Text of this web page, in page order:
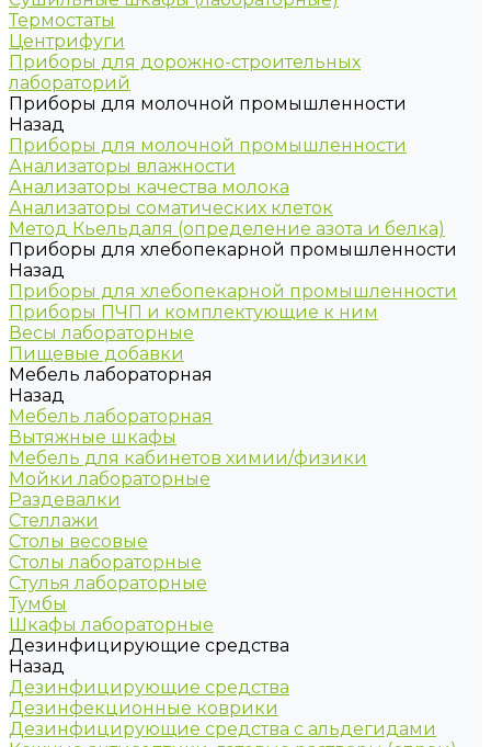
Термостаты
Центрифуги
Приборы для дорожно-строительных
лабораторий
Приборы для молочной промышленности
Назад
Приборы для молочной промышленности
Анализаторы влажности
Анализаторы качества молока
Анализаторы соматических клеток
Метод Кьельдаля (определение азота и белка)
Приборы для хлебопекарной промышленности
Назад
Приборы для хлебопекарной промышленности
Приборы ПЧП и комплектующие к ним
Весы лабораторные
Пищевые добавки
Мебель лабораторная
Назад
Мебель лабораторная
Вытяжные шкафы
Мебель для кабинетов химии/физики
Мойки лабораторные
Раздевалки
Стеллажи
Столы весовые
Столы лабораторные
Стулья лабораторные
Тумбы
Шкафы лабораторные
Дезинфицирующие средства
Назад
Дезинфицирующие средства
Дезинфекционные коврики
Дезинфицирующие средства с альдегидами